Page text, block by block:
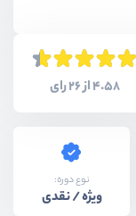
4.58 از 26 رای
نوع دوره:
ویژه / نقدی